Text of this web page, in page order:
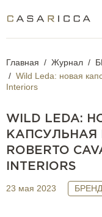
Главная Журнал
Wild Leda: новая
Interiors
WILD LEDA:
КАПСУЛЬНАЯ
ROBERTO
INTERIORS
23 мая 2023